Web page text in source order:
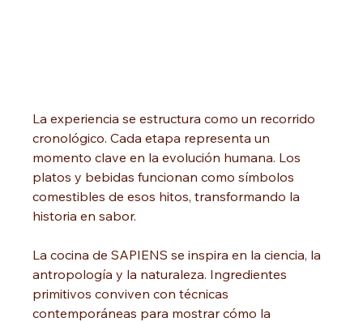
La experiencia se estructura como un recorrido
cronológico. Cada etapa representa un
momento clave en la evolución humana. Los
platos y bebidas funcionan como símbolos
comestibles de esos hitos, transformando la
historia en sabor.
La cocina de SAPIENS se inspira en la ciencia, la
antropología y la naturaleza. Ingredientes
primitivos conviven con técnicas
contemporáneas para mostrar cómo la